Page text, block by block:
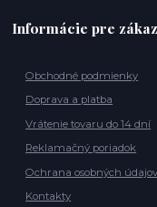
Informácie pre
Obchodné podmienky
Doprava a platba
Vrátenie tovaru do 14 dní
Reklamačný poriadok
Ochrana osobných údajov
Kontakty